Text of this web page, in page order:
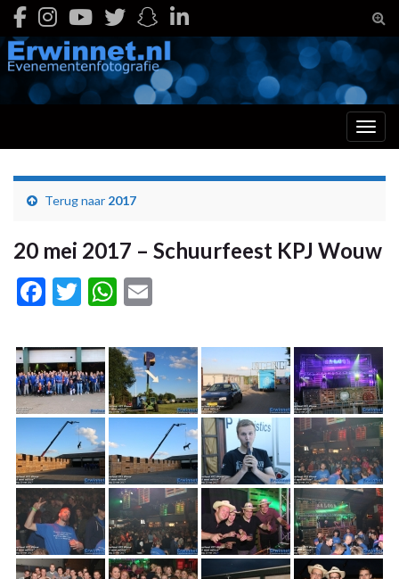
Terug naar 2017
20 mei 2017 – Schuurfeest KPJ Wouw
Facebook
TwitterWhatsApp